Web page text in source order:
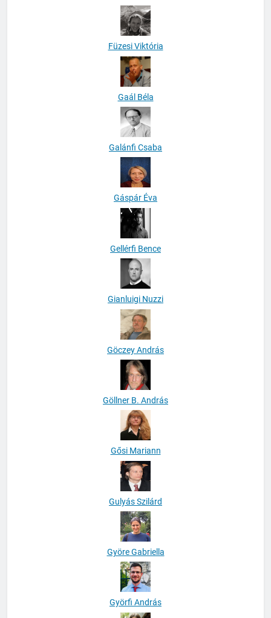
Füzesi Viktória
Gaál Béla
Galánfi Csaba
Gáspár Éva
Gellérfi Bence
Gianluigi Nuzzi
Göczey András
Göllner B. András
Gősi Mariann
Gulyás Szilárd
Györe Gabriella
Györfi András